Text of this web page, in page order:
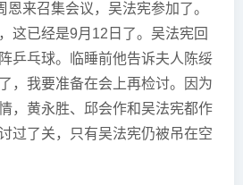
恩来召集会议，吴法宪参加了。
这已经是9月12日了。吴法宪回
乒乓球。临睡前他告诉夫人陈绥
，我要准备在会上再检讨。因为
，黄永胜、邱会作和吴法宪都作
过了关，只有吴法宪仍被吊在空